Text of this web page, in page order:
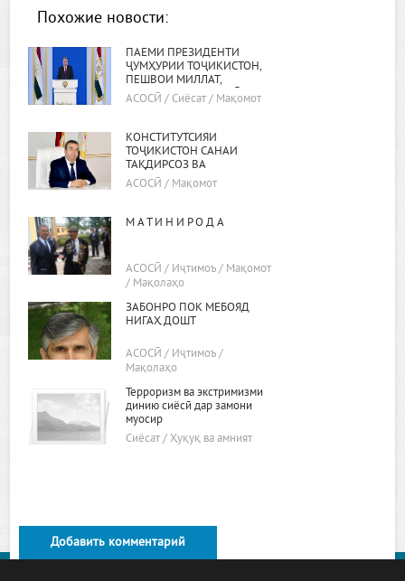
Похожие новости:
ПАЁМИ ПРЕЗИДЕНТИ
ҶУМҲУРИИ ТОҶИКИСТОН,
ПЕШВОИ МИЛЛАТ,
МУҲТАРАМ ЭМОМАЛӢ
РАҲМОН БА МАҶЛИСИ ОЛӢ
АСОСӢ / Сиёсат / Мақомот
КОНСТИТУТСИЯИ
ТОҶИКИСТОН САНАИ
ТАҚДИРСОЗ ВА
ИФОДАГАРИ АЗМИ
МАРДУМ АСТ
АСОСӢ / Мақомот
М А Т И Н И Р О Д А
АСОСӢ / Иҷтимоъ / Мақомот
/ Мақолаҳо
ЗАБОНРО ПОК МЕБОЯД
НИГАҲ ДОШТ
АСОСӢ / Иҷтимоъ /
Мақолаҳо
Терроризм ва экстримизми
динию сиёсӣ дар замони
муосир
Сиёсат / Ҳуқуқ ва амният
Добавить комментарий